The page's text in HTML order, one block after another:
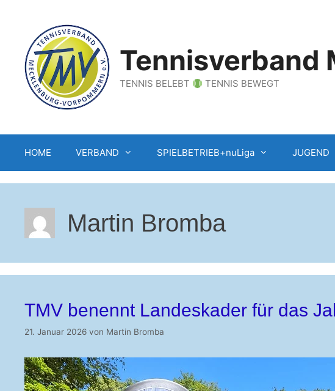
springen
Tennisverband
TENNIS BELEBT TENNIS BEWEGT
HOME VERBAND SPIELBETRIEB+nuLiga JUGEND
Martin Bromba
TMV benennt Landeskader für das
21. Januar 2026 von Martin Bromba